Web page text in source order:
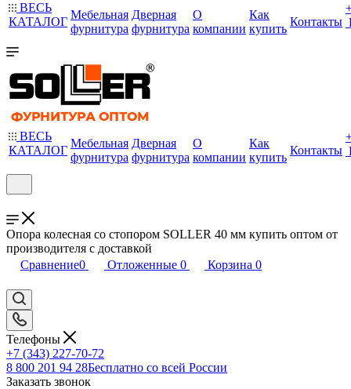
ВЕСЬ
КАТАЛОГ
Мебельная
фурнитура
Дверная
фурнитура
О
компании
Как
купить
Контакты
ВЕСЬ
КАТАЛОГ
Мебельная
фурнитура
Дверная
фурнитура
О
компании
Как
купить
Контакты
Опора колесная со стопором SOLLER 40 мм купить оптом от
производителя с доставкой
Сравнение0 Отложенные 0 Корзина 0
Телефоны
+7 (343) 227-70-72
8 800 201 94 28Бесплатно со всей России
Заказать звонок